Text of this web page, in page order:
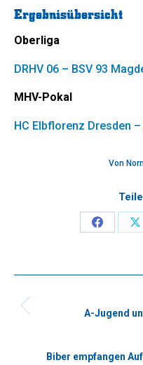
Ergebnisübersicht
Oberliga
DRHV 06 – BSV 93
MHV-Pokal
HC Elbflorenz Dresden
Von
Share
X
A-Jugend
Biber empfangen